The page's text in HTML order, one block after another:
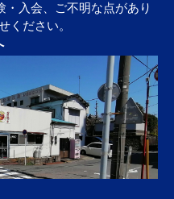
・入会、ご不明な点があり
ください。